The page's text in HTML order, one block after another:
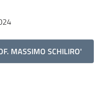
MASSIMO SCHILIRO'